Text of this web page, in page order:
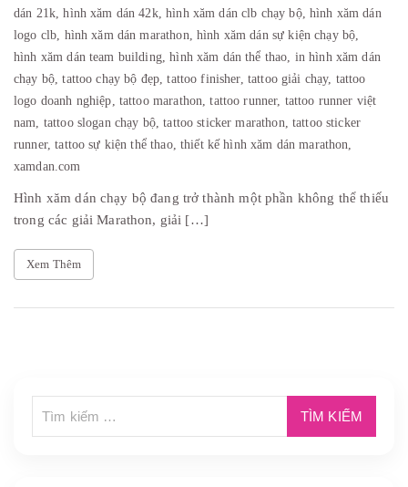
dán 21k,hình xăm dán 42k,hình xăm dán clb chạy bộ, hình xăm dán
logo clb, hình xăm dán marathon, hình xăm dán sự kiện chạy bộ,
hình xăm dán team building,hình xăm dán thể thao, in hình xăm dán
chạy bộ,tattoo chạy bộ đẹp,tattoo finisher, tattoo giải chạy, tattoo
logo doanh nghiệp, tattoo marathon,tattoo runner, tattoo runner việt
nam, tattoo slogan chạy bộ,tattoo sticker marathon, tattoo sticker
runner,tattoo sự kiện thể thao, thiết kế hình xăm dán marathon,
xamdan.com
Hình xăm dán chạy bộ đang trở thành một phần không thể thiếu
trong các giải Marathon, giải […]
Xem Thêm